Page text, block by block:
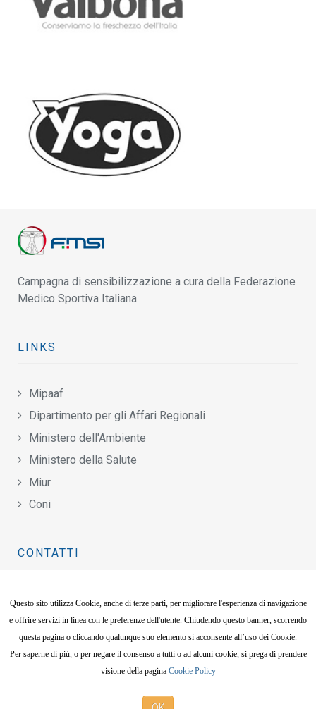
Campagna di sensibilizzazione a cura della Federazione
Medico Sportiva Italiana
LINKS
Mipaaf
Dipartimento per gli Affari Regionali
Ministero dell'Ambiente
Ministero della Salute
Miur
Coni
CONTATTI
Viale Tiziano, 70
00196 Roma
06.8797.4900
Questo sito utilizza Cookie, anche di terze parti, per migliorare l'esperienza di navigazione
e offrire servizi in linea con le preferenze dell'utente. Chiudendo questo banner, scorrendo
questa pagina o cliccando qualunque suo elemento si acconsente all’uso dei Cookie.
Per saperne di più, o per negare il consenso a tutti o ad alcuni cookie, si prega di prendere
visione della pagina Cookie Policy